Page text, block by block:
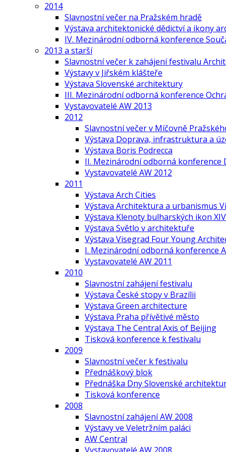
2014
Slavnostní večer na Pražském hradě
Výstava architektonické dědictví a ikony
IV. Mezinárodní odborná konference
2013 a starší
Slavnostní večer k zahájení festivalu
Výstavy v Jiřském klášteře
Výstava Slovenské architektury
III. Mezinárodní odborná konference
Vystavovatelé AW 2013
2012
Slavnostní večer v Míčovně
Výstava Doprava, infrastruktura a
Výstava Boris Podrecca
II. Mezinárodní odborná
Vystavovatelé AW 2012
2011
Výstava Arch Cities
Výstava Architektura a urbanismus
Výstava Klenoty bulharských ikon
Výstava Světlo v architektuře
Výstava Visegrad Four Young
I. Mezinárodní odborná konference
Vystavovatelé AW 2011
2010
Slavnostní zahájení festivalu
Výstava České stopy v Brazílii
Výstava Green architecture
Výstava Praha přívětivé město
Výstava The Central Axis of Beijing
Tisková konference k festivalu
2009
Slavnostní večer k festivalu
Přednáškový blok
Přednáška Dny Slovenské
Tisková konference
2008
Slavnostní zahájení AW 2008
Výstavy ve Veletržním paláci
AW Central